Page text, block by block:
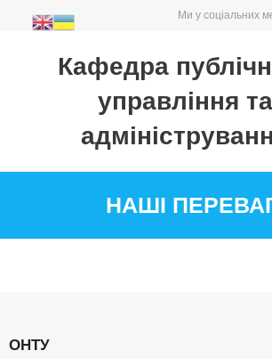
Ми у соціальних
Кафедра
управління та
НАШІ
ОНТУ